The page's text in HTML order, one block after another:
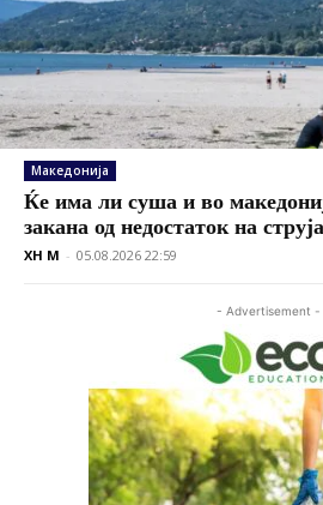
Македонија
Ќе има ли суша и во
закана од недостаток на струја
XH M - 05.08.2026 22:59
- Advertisement -